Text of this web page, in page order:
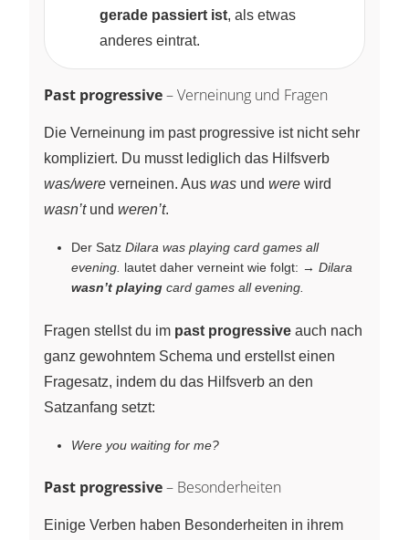
gerade passiert ist, als etwas
anderes eintrat.
Past progressive– Verneinung und Fragen
Die Verneinung im past progressive ist nicht sehr
kompliziert. Du musst lediglich das Hilfsverb
was/were verneinen. Aus was und were wird
wasn’tund weren’t.
Der Satz Dilara was playing card games all
evening. lautet daher verneint wie folgt: → Dilara
wasn’t playing card games all evening.
Fragen stellst du im past progressive auch nach
ganz gewohntem Schema und erstellst einen
Fragesatz, indem du das Hilfsverb an den
Satzanfang setzt:
Were you waiting for me?
Past progressive– Besonderheiten
Einige Verben haben Besonderheiten in ihrem